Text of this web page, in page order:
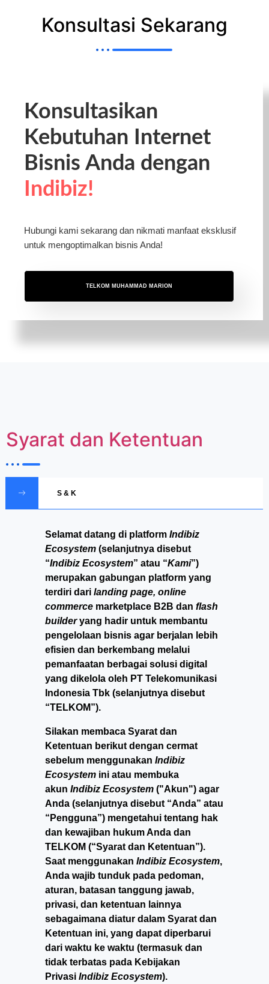
Konsultasi Sekarang
Konsultasikan
Kebutuhan Internet
Bisnis Anda dengan
Indibiz!
Hubungi kami sekarang dan nikmati manfaat eksklusif
untuk mengoptimalkan bisnis Anda!
TELKOM MUHAMMAD MARION
Syarat dan Ketentuan
S & K
Selamat datang di platform Indibiz
Ecosystem (selanjutnya disebut
“Indibiz Ecosystem” atau “Kami”)
merupakan gabungan platform yang
terdiri dari landing page, online
commerce marketplace B2B dan flash
builderyang hadir untuk membantu
pengelolaan bisnis agar berjalan lebih
efisien dan berkembang melalui
pemanfaatan berbagai solusi digital
yang dikelola oleh PT Telekomunikasi
Indonesia Tbk (selanjutnya disebut
“TELKOM”).
Silakan membaca Syarat dan
Ketentuan berikut dengan cermat
sebelum menggunakan Indibiz
Ecosystem ini atau membuka
akun Indibiz Ecosystem ("Akun") agar
Anda (selanjutnya disebut “Anda” atau
“Pengguna”) mengetahui tentang hak
dan kewajiban hukum Anda dan
TELKOM (“Syarat dan Ketentuan”).
Saat menggunakan Indibiz Ecosystem,
Anda wajib tunduk pada pedoman,
aturan, batasan tanggung jawab,
privasi, dan ketentuan lainnya
sebagaimana diatur dalam Syarat dan
Ketentuan ini, yang dapat diperbarui
dari waktu ke waktu (termasuk dan
tidak terbatas pada Kebijakan
Privasi Indibiz Ecosystem).